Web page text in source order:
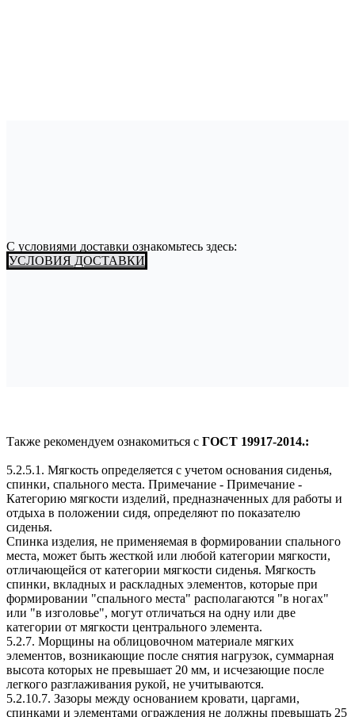
С условиями доставки ознакомьтесь здесь:
УСЛОВИЯ ДОСТАВКИ
Также рекомендуем ознакомиться с ГОСТ 19917-2014.:
5.2.5.1. Мягкость определяется с учетом основания сиденья,
спинки, спального места. Примечание - Примечание -
Категорию мягкости изделий, предназначенных для работы и
отдыха в положении сидя, определяют по показателю
сиденья.
Спинка изделия, не применяемая в формировании спального
места, может быть жесткой или любой категории мягкости,
отличающейся от категории мягкости сиденья. Мягкость
спинки, вкладных и раскладных элементов, которые при
формировании "спального места" располагаются "в ногах"
или "в изголовье", могут отличаться на одну или две
категории от мягкости центрального элемента.
5.2.7. Морщины на облицовочном материале мягких
элементов, возникающие после снятия нагрузок, суммарная
высота которых не превышает 20 мм, и исчезающие после
легкого разглаживания рукой, не учитываются.
5.2.10.7. Зазоры между основанием кровати, царгами,
спинками и элементами ограждения не должны превышать 25